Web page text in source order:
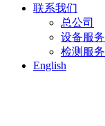
联系我们
总公司
设备服务
检测服务
English